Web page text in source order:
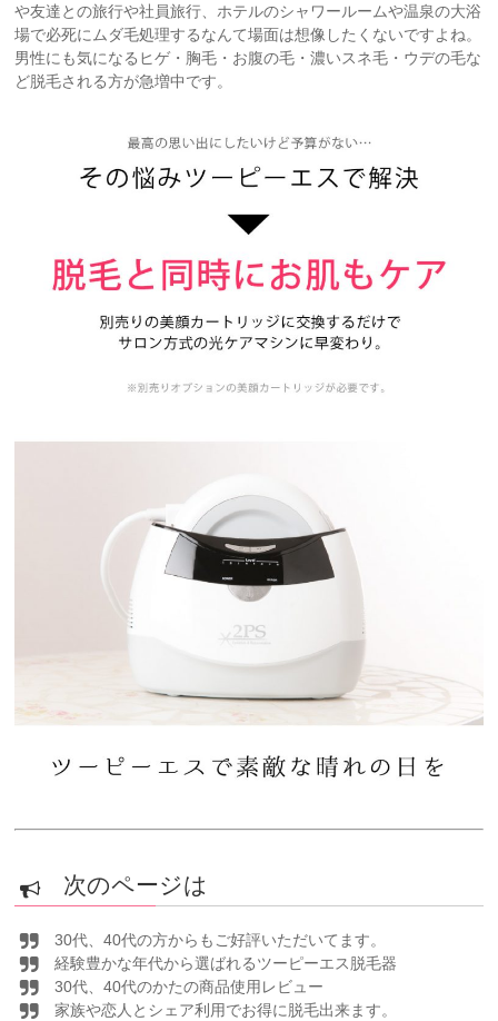
や友達との旅行や社員旅行、ホテルのシャワールームや温泉の大浴
場で必死にムダ毛処理するなんて場面は想像したくないですよね。
男性にも気になるヒゲ・胸毛・お腹の毛・濃いスネ毛・ウデの毛な
ど脱毛される方が急増中です。
次のページは
30代、40代の方からもご好評いただいてます。
経験豊かな年代から選ばれるツーピーエス脱毛器
30代、40代のかたの商品使用レビュー
家族や恋人とシェア利用でお得に脱毛出来ます。